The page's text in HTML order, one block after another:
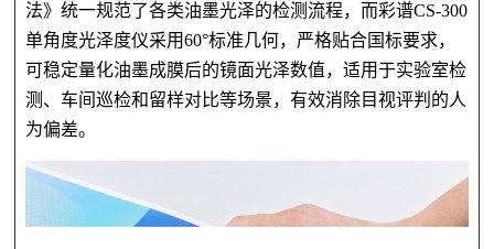
法》统一规范了各类油墨光泽的检测流程，而彩谱CS-300
单角度光泽度仪采用60°标准几何，严格贴合国标要求，
可稳定量化油墨成膜后的镜面光泽数值，适用于实验室检
测、车间巡检和留样对比等场景，有效消除目视评判的人
为偏差。